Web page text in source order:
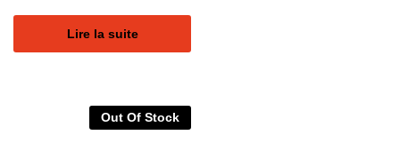
Lire la suite
Out Of Stock